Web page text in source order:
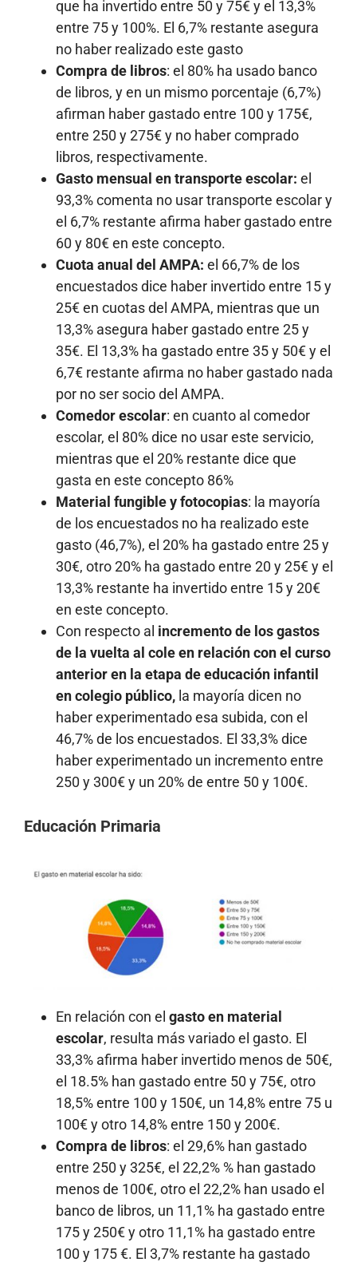
que ha invertido entre 50 y 75€ y el 13,3%
entre 75 y 100%. El 6,7% restante asegura
no haber realizado este gasto
Compra de libros: el 80% ha usado banco
de libros, y en un mismo porcentaje (6,7%)
afirman haber gastado entre 100 y 175€,
entre 250 y 275€ y no haber comprado
libros, respectivamente.
Gasto mensual en transporte escolar: el
93,3% comenta no usar transporte escolar y
el 6,7% restante afirma haber gastado entre
60 y 80€ en este concepto.
Cuota anual del AMPA: el 66,7% de los
encuestados dice haber invertido entre 15 y
25€ en cuotas del AMPA, mientras que un
13,3% asegura haber gastado entre 25 y
35€. El 13,3% ha gastado entre 35 y 50€ y el
6,7€ restante afirma no haber gastado nada
por no ser socio del AMPA.
Comedor escolar: en cuanto al comedor
escolar, el 80% dice no usar este servicio,
mientras que el 20% restante dice que
gasta en este concepto 86%
Material fungible y fotocopias: la mayoría
de los encuestados no ha realizado este
gasto (46,7%), el 20% ha gastado entre 25 y
30€, otro 20% ha gastado entre 20 y 25€ y el
13,3% restante ha invertido entre 15 y 20€
en este concepto.
Con respecto al incremento de los gastos
de la vuelta al cole en relación con el curso
anterior en la etapa de educación infantil
en colegio público, la mayoría dicen no
haber experimentado esa subida, con el
46,7% de los encuestados. El 33,3% dice
haber experimentado un incremento entre
250 y 300€ y un 20% de entre 50 y 100€.
Educación Primaria
En relación con el gasto en material
escolar, resulta más variado el gasto. El
33,3% afirma haber invertido menos de 50€,
el 18.5% han gastado entre 50 y 75€, otro
18,5% entre 100 y 150€, un 14,8% entre 75 u
100€ y otro 14,8% entre 150 y 200€.
Compra de libros: el 29,6% han gastado
entre 250 y 325€, el 22,2% % han gastado
menos de 100€, otro el 22,2% han usado el
banco de libros, un 11,1% ha gastado entre
175 y 250€ y otro 11,1% ha gastado entre
100 y 175 €. El 3,7% restante ha gastado